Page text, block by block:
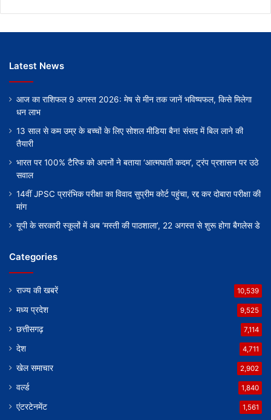
Latest News
आज का राशिफल 9 अगस्त 2026: मेष से मीन तक जानें भविष्यफल, किसे मिलेगा
धन लाभ
13 साल से कम उम्र के बच्चों के लिए सोशल मीडिया बैन! संसद में बिल लाने की
तैयारी
भारत पर 100% टैरिफ को अपनों ने बताया ‘आत्मघाती कदम’, ट्रंप प्रशासन पर उठे
सवाल
14वीं JPSC प्रारंभिक परीक्षा का विवाद सुप्रीम कोर्ट पहुंचा, रद्द कर दोबारा परीक्षा की
मांग
यूपी के सरकारी स्कूलों में अब ‘मस्ती की पाठशाला’, 22 अगस्त से शुरू होगा बैगलेस डे
Categories
राज्य की खबरें 10,539
मध्य प्रदेश 9,525
छत्तीसगढ़ 7,114
देश 4,711
खेल समाचार 2,902
वर्ल्ड 1,840
एंटरटेनमेंट 1,561